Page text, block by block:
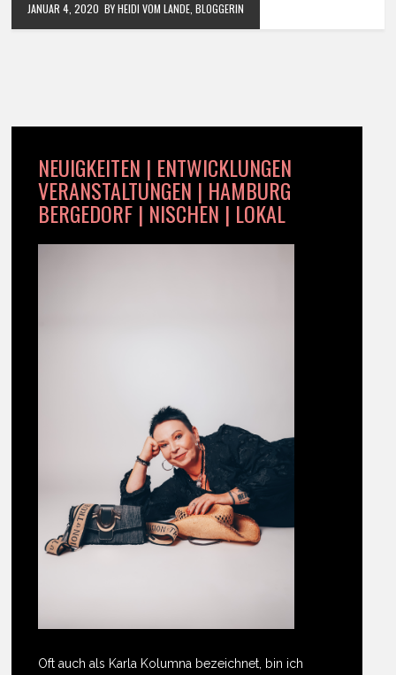
JANUAR 4, 2020 BY HEIDI VOM LANDE, BLOGGERIN
NEUIGKEITEN | ENTWICKLUNGEN
VERANSTALTUNGEN | HAMBURG
BERGEDORF | NISCHEN | LOKAL
Oft auch als Karla Kolumna bezeichnet, bin ich